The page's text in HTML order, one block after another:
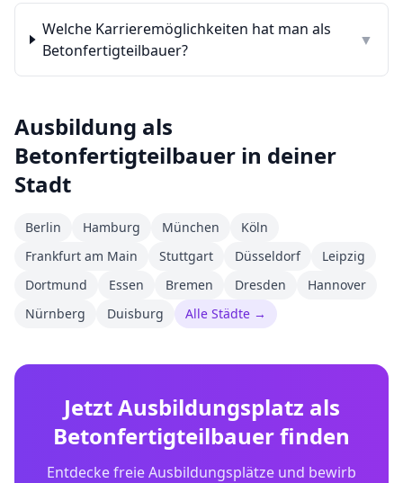
Welche Karrieremöglichkeiten hat man als
Betonfertigteilbauer?
▼
Ausbildung als
Betonfertigteilbauer in deiner
Stadt
Berlin Hamburg München
Köln
Frankfurt am Main
Stuttgart Düsseldorf
Leipzig
Dortmund
Essen Bremen Dresden
Hannover
Nürnberg
Duisburg Alle Städte →
Jetzt Ausbildungsplatz als
Betonfertigteilbauerfinden
Entdecke freie Ausbildungsplätze und bewirb